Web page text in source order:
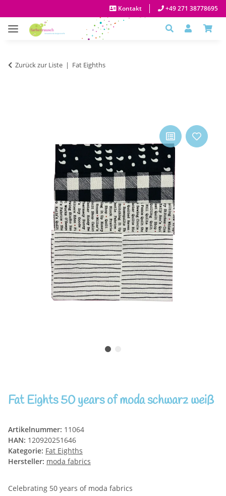
Kontakt +49 271 38778695
Zurück zur Liste Fat Eighths
Fat Eights 50 years of moda schwarz weiß
Artikelnummer: 11064
HAN: 120920251646
Kategorie: Fat Eighths
Hersteller: moda fabrics
Celebrating 50 years of moda fabrics